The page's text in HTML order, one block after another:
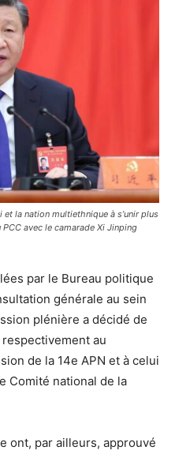
la nation multiethnique à s’unir plus
avec le camarade Xi Jinping
par le Bureau politique
générale au sein
plénière a décidé de
au
de la 14e APN et à celui
Comité national de la
ont, par ailleurs, approuvé